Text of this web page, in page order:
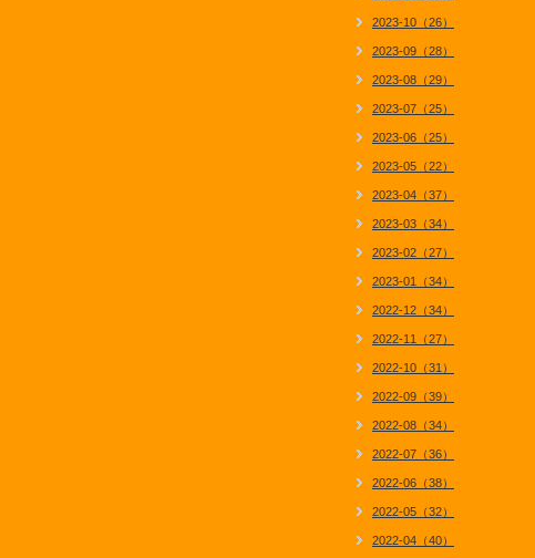
2023-10（26）
2023-09（28）
2023-08（29）
2023-07（25）
2023-06（25）
2023-05（22）
2023-04（37）
2023-03（34）
2023-02（27）
2023-01（34）
2022-12（34）
2022-11（27）
2022-10（31）
2022-09（39）
2022-08（34）
2022-07（36）
2022-06（38）
2022-05（32）
2022-04（40）